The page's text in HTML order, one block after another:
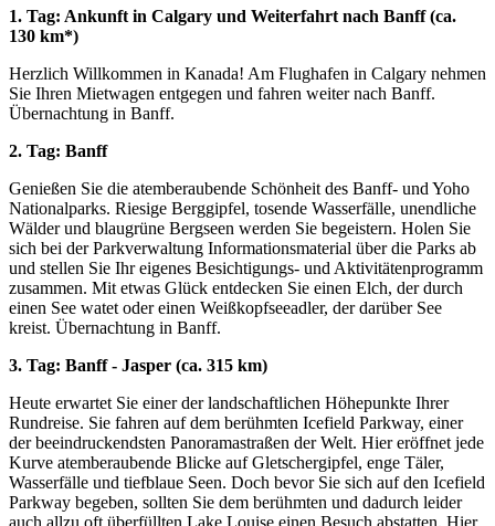
1. Tag: Ankunft in Calgary und Weiterfahrt nach Banff (ca.
130 km*)
Herzlich Willkommen in Kanada! Am Flughafen in Calgary nehmen
Sie Ihren Mietwagen entgegen und fahren weiter nach Banff.
Übernachtung in Banff.
2. Tag: Banff
Genießen Sie die atemberaubende Schönheit des Banff- und Yoho
Nationalparks. Riesige Berggipfel, tosende Wasserfälle, unendliche
Wälder und blaugrüne Bergseen werden Sie begeistern. Holen Sie
sich bei der Parkverwaltung Informationsmaterial über die Parks ab
und stellen Sie Ihr eigenes Besichtigungs- und Aktivitätenprogramm
zusammen. Mit etwas Glück entdecken Sie einen Elch, der durch
einen See watet oder einen Weißkopfseeadler, der darüber See
kreist. Übernachtung in Banff.
3. Tag: Banff - Jasper (ca. 315 km)
Heute erwartet Sie einer der landschaftlichen Höhepunkte Ihrer
Rundreise. Sie fahren auf dem berühmten Icefield Parkway, einer
der beeindruckendsten Panoramastraßen der Welt. Hier eröffnet jede
Kurve atemberaubende Blicke auf Gletschergipfel, enge Täler,
Wasserfälle und tiefblaue Seen. Doch bevor Sie sich auf den Icefield
Parkway begeben, sollten Sie dem berühmten und dadurch leider